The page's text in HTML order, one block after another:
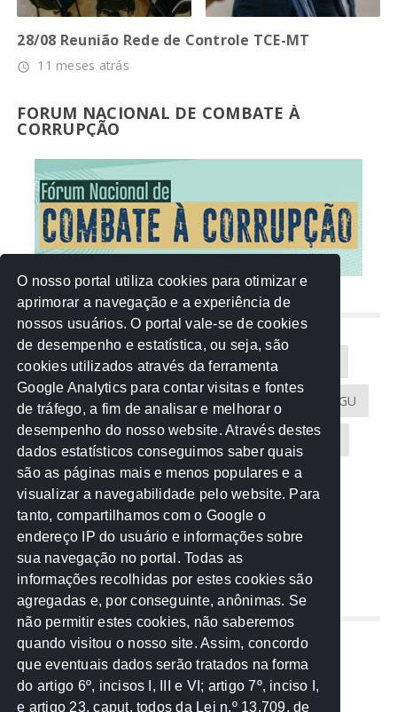
28/08 Reunião Rede de Controle TCE-MT
access_time 11 meses atrás
FORUM NACIONAL DE COMBATE À
CORRUPÇÃO
NUVEM DE TAGS
Acontece na Rede AGU AMM
Atricon Audicom CAU-MT CGU
CREA-MT Eventos MPC-MT MPE-MT
MPF Notícias PF PGE-MT PGR
Receita Federal Sem categoria
TCE-MT TCU TRE
REDE NOS ESTADOS
Mato Grosso do Sul
Paraná
Nacional
O nosso portal utiliza cookies para otimizar e
aprimorar a navegação e a experiência de
nossos usuários. O portal vale-se de cookies
de desempenho e estatística, ou seja, são
cookies utilizados através da ferramenta
Google Analytics para contar visitas e fontes
de tráfego, a fim de analisar e melhorar o
desempenho do nosso website. Através destes
dados estatísticos conseguimos saber quais
são as páginas mais e menos populares e a
visualizar a navegabilidade pelo website. Para
tanto, compartilhamos com o Google o
endereço IP do usuário e informações sobre
sua navegação no portal. Todas as
informações recolhidas por estes cookies são
agregadas e, por conseguinte, anônimas. Se
não permitir estes cookies, não saberemos
quando visitou o nosso site. Assim, concordo
que eventuais dados serão tratados na forma
do artigo 6º, incisos I, III e VI; artigo 7º, inciso I,
e artigo 23, caput, todos da Lei n.º 13.709, de